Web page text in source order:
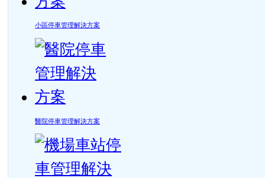
小區停車管理解決方案
醫院停車管理解決方案